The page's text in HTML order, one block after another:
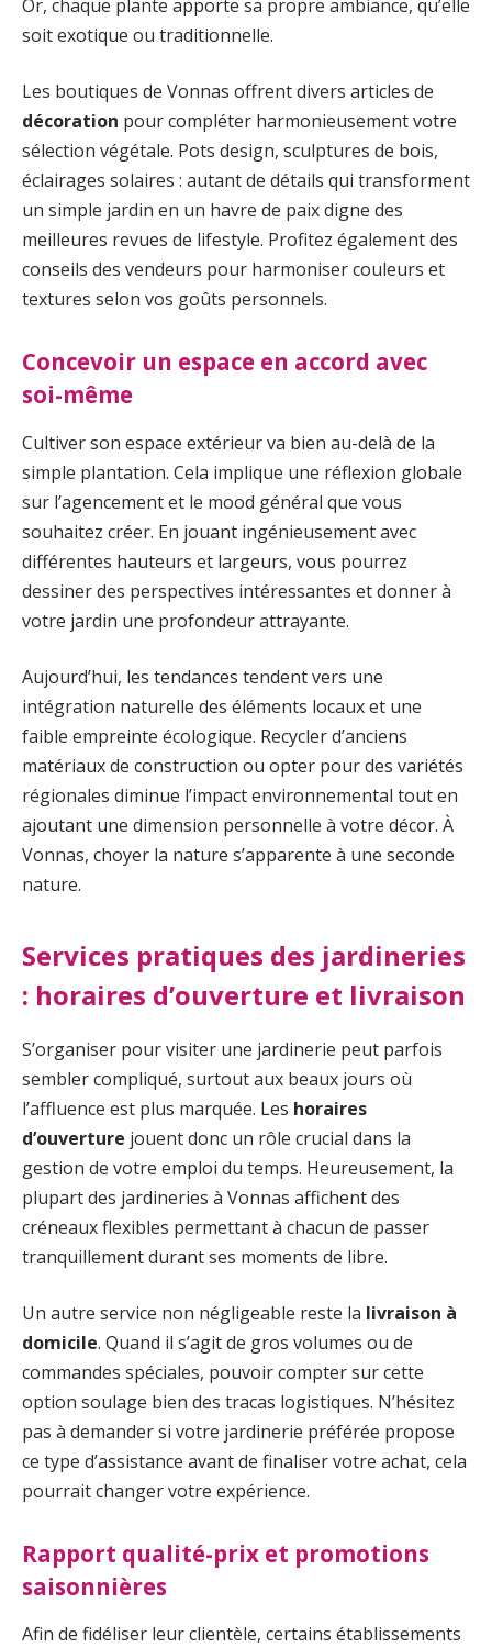
Or, chaque plante apporte sa propre ambiance, qu’elle
soit exotique ou traditionnelle.
Les boutiques de Vonnas offrent divers articles de
décoration pour compléter harmonieusement votre
sélection végétale. Pots design, sculptures de bois,
éclairages solaires : autant de détails qui transforment
un simple jardin en un havre de paix digne des
meilleures revues de lifestyle. Profitez également des
conseils des vendeurs pour harmoniser couleurs et
textures selon vos goûts personnels.
Concevoir un espace en accord avec
soi-même
Cultiver son espace extérieur va bien au-delà de la
simple plantation. Cela implique une réflexion globale
sur l’agencement et le mood général que vous
souhaitez créer. En jouant ingénieusement avec
différentes hauteurs et largeurs, vous pourrez
dessiner des perspectives intéressantes et donner à
votre jardin une profondeur attrayante.
Aujourd’hui, les tendances tendent vers une
intégration naturelle des éléments locaux et une
faible empreinte écologique. Recycler d’anciens
matériaux de construction ou opter pour des variétés
régionales diminue l’impact environnemental tout en
ajoutant une dimension personnelle à votre décor. À
Vonnas, choyer la nature s’apparente à une seconde
nature.
Services pratiques des jardineries
: horaires d’ouverture et livraison
S’organiser pour visiter une jardinerie peut parfois
sembler compliqué, surtout aux beaux jours où
l’affluence est plus marquée. Les horaires
d’ouverture jouent donc un rôle crucial dans la
gestion de votre emploi du temps. Heureusement, la
plupart des jardineries à Vonnas affichent des
créneaux flexibles permettant à chacun de passer
tranquillement durant ses moments de libre.
Un autre service non négligeable reste la livraison à
domicile. Quand il s’agit de gros volumes ou de
commandes spéciales, pouvoir compter sur cette
option soulage bien des tracas logistiques. N’hésitez
pas à demander si votre jardinerie préférée propose
ce type d’assistance avant de finaliser votre achat, cela
pourrait changer votre expérience.
Rapport qualité-prix et promotions
saisonnières
Afin de fidéliser leur clientèle, certains établissements